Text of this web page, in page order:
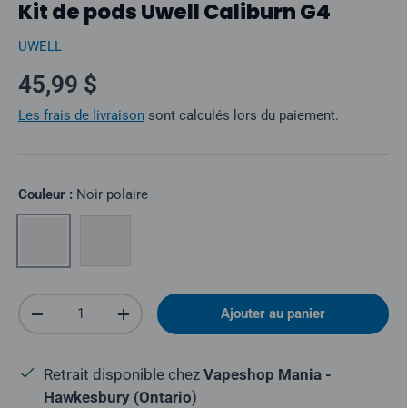
Kit de pods Uwell Caliburn G4
UWELL
Prix normal
45,99 $
Les frais de livraison sont calculés lors du paiement.
Couleur : Noir polaire
Noir polaire
Quantité
Réduire la quantitéAugmenter la quantitéAjouter au panier
Retrait disponible chez Vapeshop Mania -
Hawkesbury (Ontario)